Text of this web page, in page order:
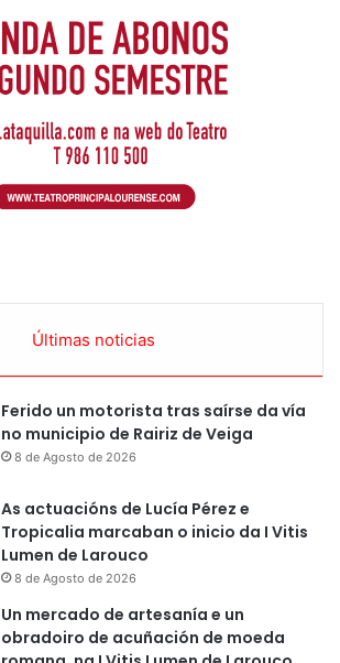
Últimas noticias
Ferido un motorista tras saírse da vía
no municipio de Rairiz de Veiga
8 de Agosto de 2026
As actuacións de Lucía Pérez e
Tropicalia marcaban o inicio da I Vitis
Lumen de Larouco
8 de Agosto de 2026
Un mercado de artesanía e un
obradoiro de acuñación de moeda